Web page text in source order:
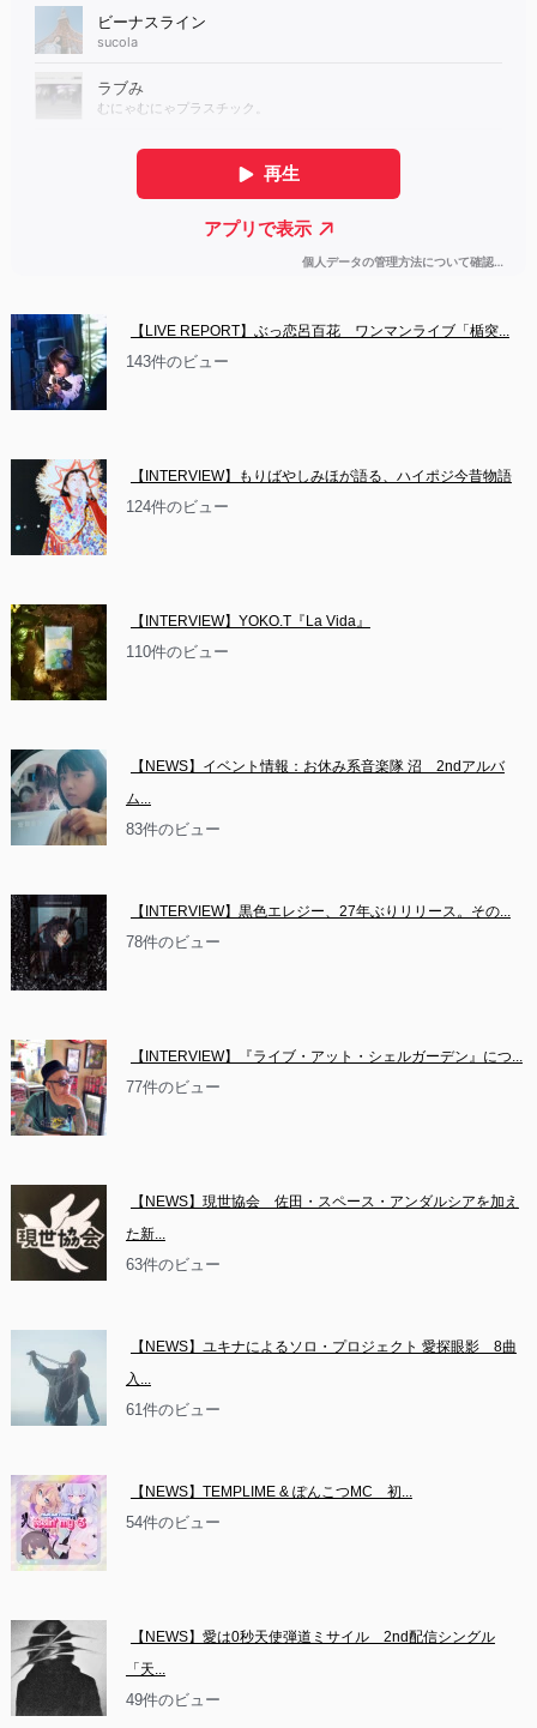
【LIVE REPORT】ぶっ恋呂百花　ワンマンライブ「楯突...
143件のビュー
【INTERVIEW】もりばやしみほが語る、ハイポジ今昔物語
124件のビュー
【INTERVIEW】YOKO.T『La Vida』
110件のビュー
【NEWS】イベント情報：お休み系音楽隊 沼　2ndアルバ
ム...
83件のビュー
【INTERVIEW】黒色エレジー、27年ぶりリリース。その...
78件のビュー
【INTERVIEW】『ライブ・アット・シェルガーデン』につ...
77件のビュー
【NEWS】現世協会　佐田・スペース・アンダルシアを加え
た新...
63件のビュー
【NEWS】ユキナによるソロ・プロジェクト 愛探眼影　8曲
入...
61件のビュー
【NEWS】TEMPLIME & ぽんこつMC　初...
54件のビュー
【NEWS】愛は0秒天使弾道ミサイル　2nd配信シングル
「天...
49件のビュー